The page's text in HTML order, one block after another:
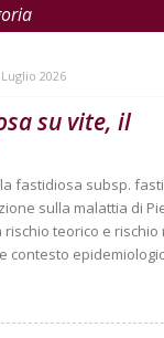
Luglio 2026
su vite, il
fastidiosa subsp.
sulla malattia di
teorico e
contesto